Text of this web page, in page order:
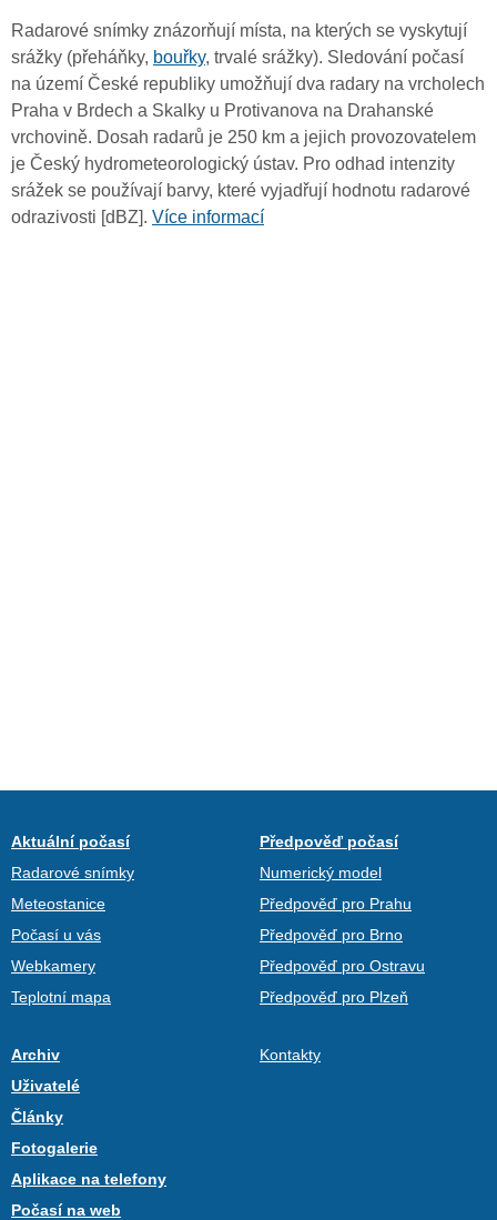
Radarové snímky znázorňují místa, na kterých se vyskytují
srážky (přeháňky, bouřky, trvalé srážky). Sledování počasí
na území České republiky umožňují dva radary na vrcholech
Praha v Brdech a Skalky u Protivanova na Drahanské
vrchovině. Dosah radarů je 250 km a jejich provozovatelem
je Český hydrometeorologický ústav. Pro odhad intenzity
srážek se používají barvy, které vyjadřují hodnotu radarové
odrazivosti [dBZ]. Více informací
Aktuální počasí
Radarové snímky
Meteostanice
Počasí u vás
Webkamery
Teplotní mapa
Předpověď počasí
Numerický model
Předpověď pro Prahu
Předpověď pro Brno
Předpověď pro Ostravu
Předpověď pro Plzeň
Archiv
Uživatelé
Články
Fotogalerie
Aplikace na telefony
Počasí na web
Kontakty